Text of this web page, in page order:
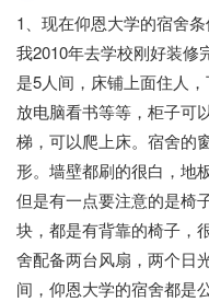
1、现在仰恩大学的宿舍
我2010年去学校刚好装修
是5人间，床铺上面住人
放电脑看书等等，柜子可
梯，可以爬上床。宿舍的
形。墙壁都刷的很白，地
但是有一点要注意的是椅
块，都是有背靠的椅子，
舍配备两台风扇，两个日
间，仰恩大学的宿舍都是